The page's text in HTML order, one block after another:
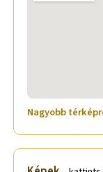
Nagyobb